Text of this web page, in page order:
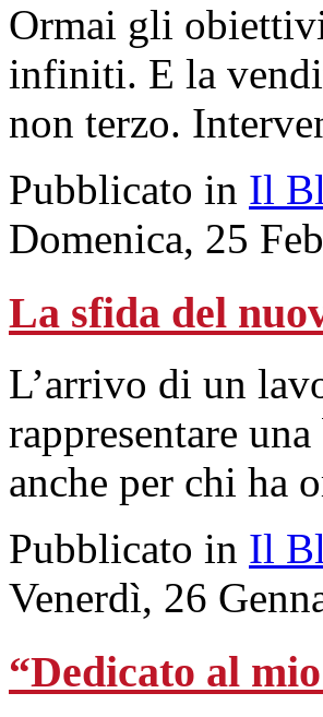
Ormai gli
infiniti. E la
non terzo.
Pubblicato in Il
Domenica, 25
La sfida del
L’arrivo di un
rappresentare
anche per chi ha
Pubblicato in Il
Venerdì, 26
“Dedicato al